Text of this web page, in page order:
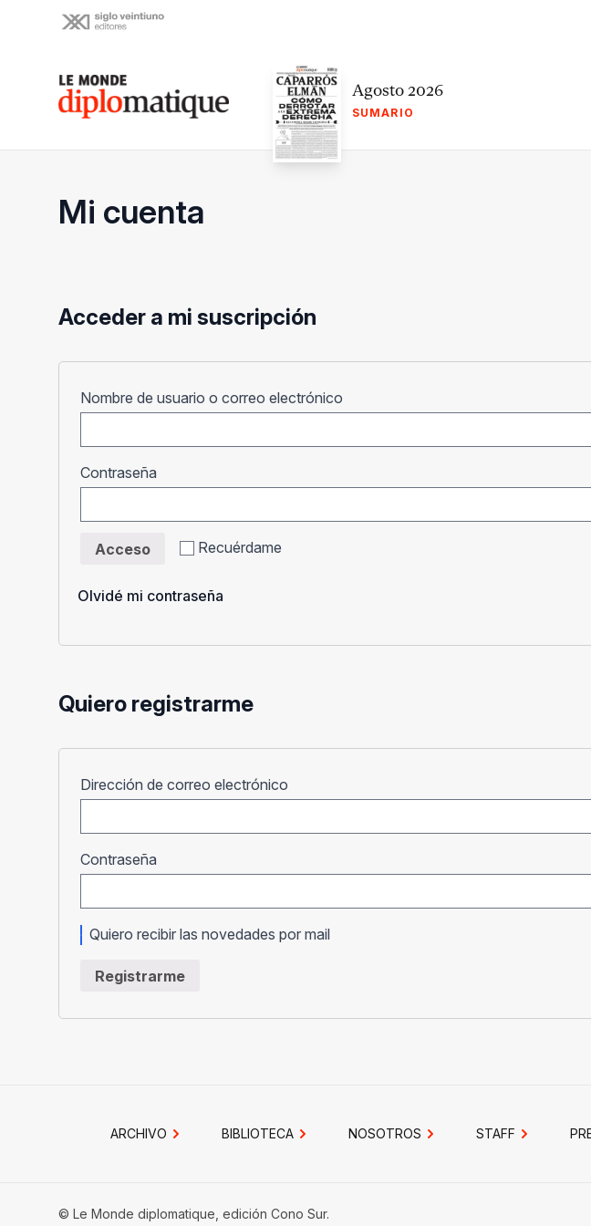
Le monde diplomatique Agosto 2026
SUMARIO
Mi cuenta
Acceder a mi suscripción
Nombre de usuario o correo electrónico
Contraseña
Recuérdame
Acceso
Olvidé mi contraseña
Quiero registrarme
Dirección de correo electrónico
Contraseña
Quiero recibir las novedades por mail
Registrarme
ARCHIVO BIBLIOTECA NOSOTROS STAFF
© Le Monde diplomatique, edición Cono Sur.